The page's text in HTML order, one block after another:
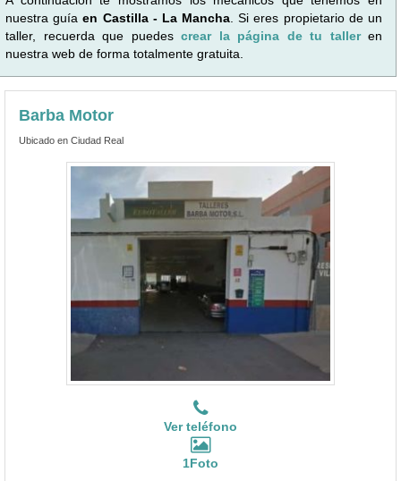
nuestra guíaen Castilla - La Mancha . Si eres propietario de un
taller, recuerda que puedes crear la página de tu taller en
nuestra web de forma totalmente gratuita.
Barba Motor
Ubicado en Ciudad Real
Ver teléfono
1Foto